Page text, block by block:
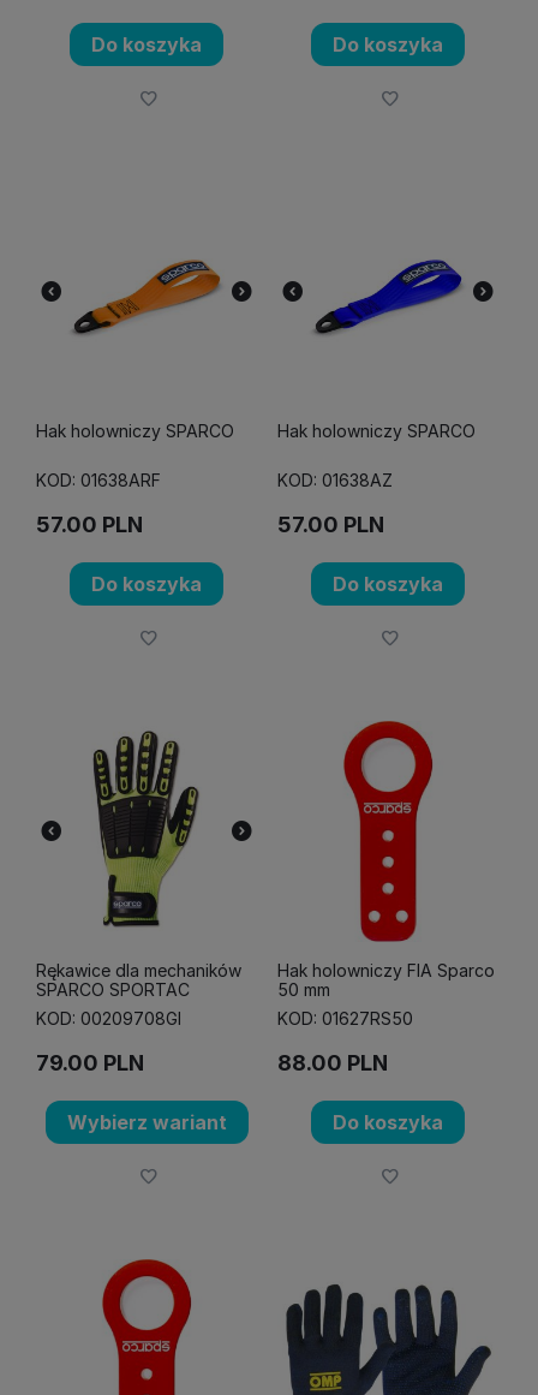
Do koszyka Do koszyka
Hak holowniczy SPARCO
KOD: 01638ARF
57.00 PLN
Do koszyka
Hak holowniczy SPARCO
KOD: 01638AZ
57.00 PLN
Do koszyka
Rękawice dla mechaników
SPARCO SPORTAC
KOD: 00209708GI
79.00 PLN
Wybierz wariant
Hak holowniczy FIA Sparco
50 mm
KOD: 01627RS50
88.00 PLN
Do koszyka